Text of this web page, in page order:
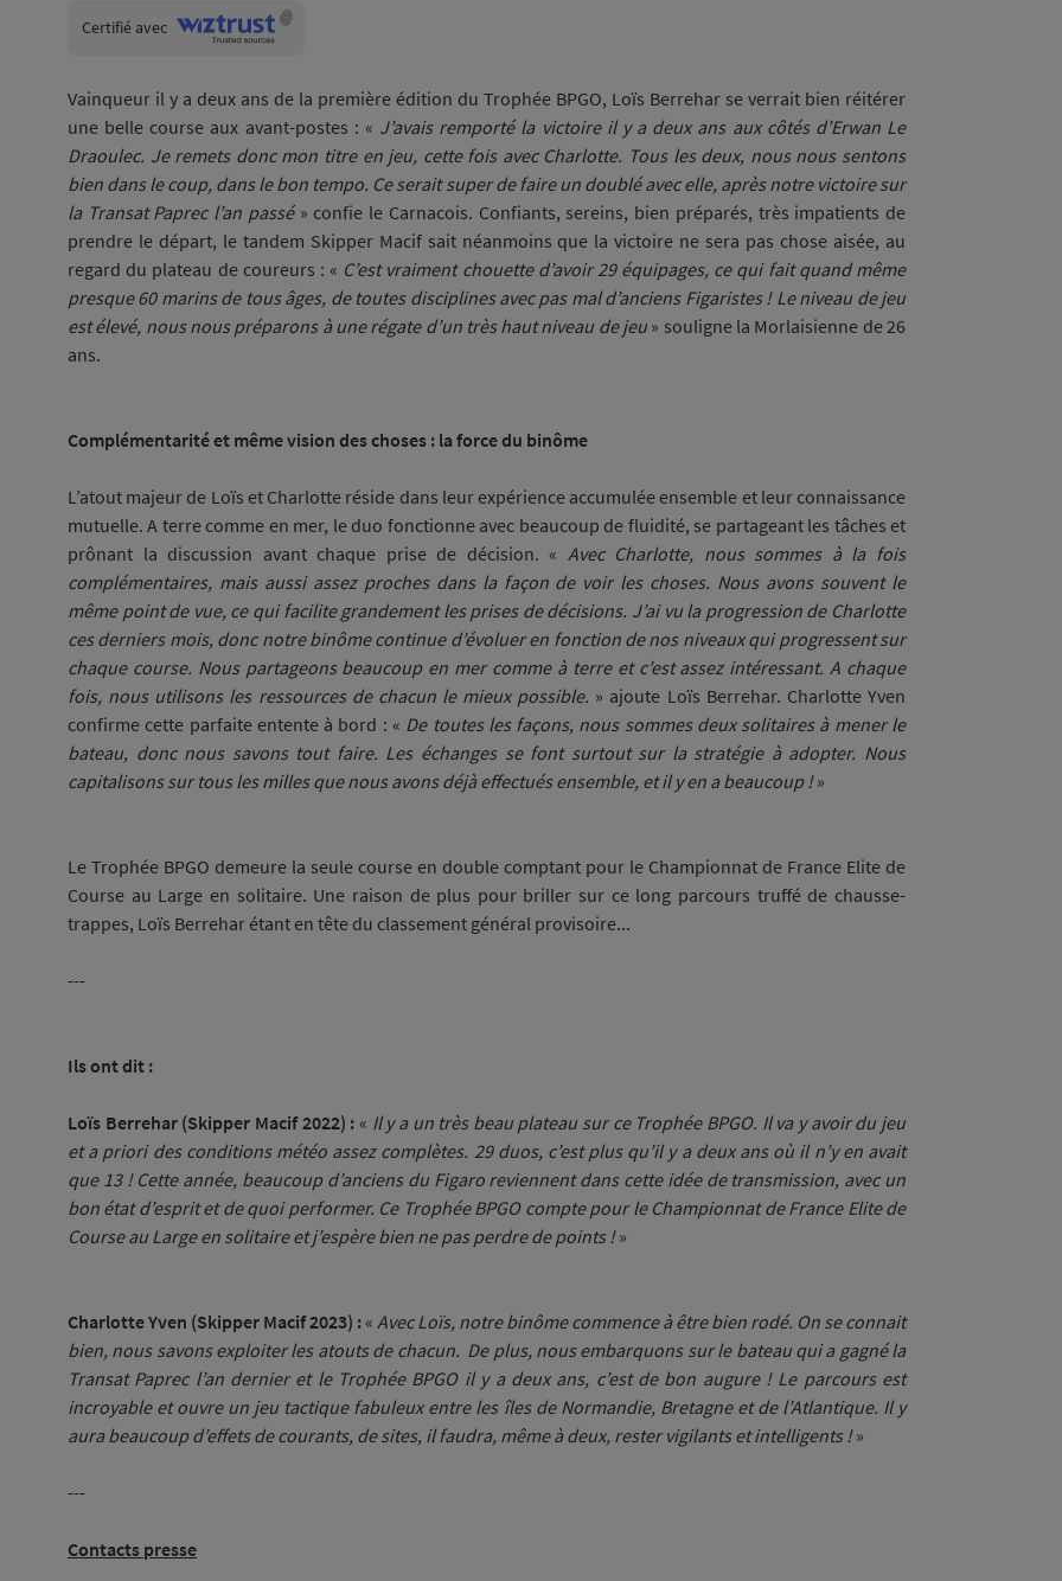
Certifié avecWiztrust
trusted
Vainqueur il y a deux ans de la première édition du Trophée BPGO, Loïs Berrehar se verrait bien réitérer
une belle course aux avant-postes : « J’avais remporté la victoire il y a deux ans aux côtés d’Erwan Le
Draoulec. Je remets donc mon titre en jeu, cette fois avec Charlotte. Tous les deux, nous nous sentons
bien dans le coup, dans le bon tempo. Ce serait super de faire un doublé avec elle, après notre victoire sur
la Transat Paprec l’an passé» confie le Carnacois. Confiants, sereins, bien préparés, très impatients de
prendre le départ, le tandem Skipper Macif sait néanmoins que la victoire ne sera pas chose aisée, au
regard du plateau de coureurs : « C’est vraiment chouette d’avoir 29 équipages, ce qui fait quand même
presque 60 marins de tous âges, de toutes disciplines avec pas mal d’anciens Figaristes ! Le niveau de jeu
est élevé, nous nous préparons à une régate d’un très haut niveau de jeu » souligne la Morlaisienne de 26
ans.
Complémentarité et même vision des choses : la force du binôme
L’atout majeur de Loïs et Charlotte réside dans leur expérience accumulée ensemble et leur connaissance
mutuelle. A terre comme en mer, le duo fonctionne avec beaucoup de fluidité, se partageant les tâches et
prônant la discussion avant chaque prise de décision. « Avec Charlotte, nous sommes à la fois
complémentaires, mais aussi assez proches dans la façon de voir les choses. Nous avons souvent le
même point de vue, ce qui facilite grandement les prises de décisions. J’ai vu la progression de Charlotte
ces derniers mois, donc notre binôme continue d’évoluer en fonction de nos niveaux qui progressent sur
chaque course. Nous partageons beaucoup en mer comme à terre et c’est assez intéressant. A chaque
fois, nous utilisons les ressources de chacun le mieux possible. » ajoute Loïs Berrehar. Charlotte Yven
confirme cette parfaite entente à bord : « De toutes les façons, nous sommes deux solitaires à mener le
bateau, donc nous savons tout faire. Les échanges se font surtout sur la stratégie à adopter. Nous
capitalisons sur tous les milles que nous avons déjà effectués ensemble, et il y en a beaucoup !»
Le Trophée BPGO demeure la seule course en double comptant pour le Championnat de France Elite de
Course au Large en solitaire. Une raison de plus pour briller sur ce long parcours truffé de chausse-
trappes, Loïs Berrehar étant en tête du classement général provisoire...
---
Ils ont dit :
Loïs Berrehar (Skipper Macif 2022) : « Il y a un très beau plateau sur ce Trophée BPGO. Il va y avoir du jeu
et a priori des conditions météo assez complètes. 29 duos, c’est plus qu’il y a deux ans où il n’y en avait
que 13 ! Cette année, beaucoup d’anciens du Figaro reviennent dans cette idée de transmission, avec un
bon état d’esprit et de quoi performer. Ce Trophée BPGO compte pour le Championnat de France Elite de
Course au Large en solitaire et j’espère bien ne pas perdre de points !»
Charlotte Yven (Skipper Macif 2023) : « Avec Loïs, notre binôme commence à être bien rodé. On se connait
bien, nous savons exploiter les atouts de chacun. De plus, nous embarquons sur le bateau qui a gagné la
Transat Paprec l’an dernier et le Trophée BPGO il y a deux ans, c’est de bon augure ! Le parcours est
incroyable et ouvre un jeu tactique fabuleux entre les îles de Normandie, Bretagne et de l’Atlantique. Il y
aura beaucoup d’effets de courants, de sites, il faudra, même à deux, rester vigilants et intelligents !»
---
Contacts presse